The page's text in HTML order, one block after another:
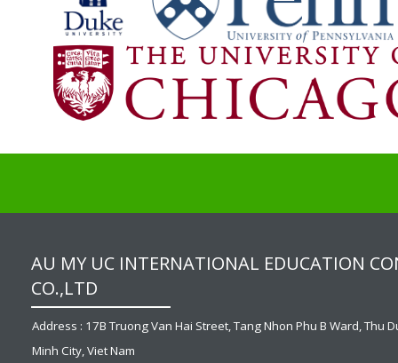
AU MY UC INTERNATIONAL EDUCATION
CO.,LTD
Address : 17B Truong Van Hai Street, Tang Nhon Phu B Ward, Thu
Minh City, Viet Nam